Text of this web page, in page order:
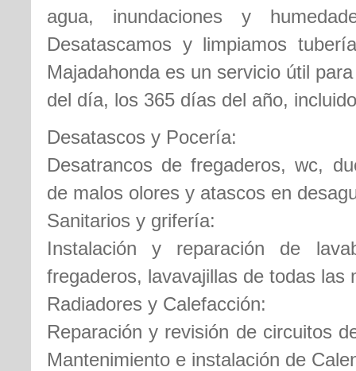
agua, inundaciones y
Desatascamos y limpiamos
Majadahonda es un servicio útil
del día, los 365 días del año,
Desatascos y Pocería:
Desatrancos de fregaderos, wc,
de malos olores y atascos en
Sanitarios y grifería:
Instalación y reparación de
fregaderos, lavavajillas de todas las
Radiadores y Calefacción:
Reparación y revisión de circuitos
Mantenimiento e instalación de